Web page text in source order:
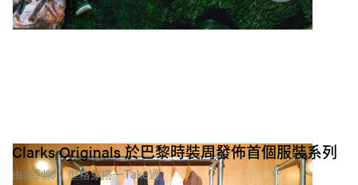
Clarks Originals 於巴黎時裝周發佈首個服裝系列
由頭到腳，型格穿搭一Take過。